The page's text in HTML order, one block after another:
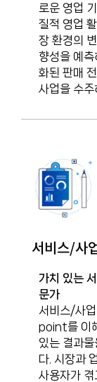
로운 영업
질적 영업
장 환경의
향성을 예
화된 판매
사업을 수주
서비스/사
가치 있는
문가
서비스/사
point를 이
있는 결과
다. 시장과
사용자가